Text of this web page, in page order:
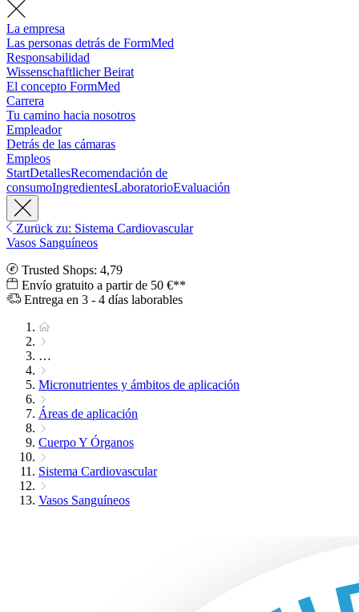
La empresa
Las personas detrás de FormMed
Responsabilidad
Wissenschaftlicher Beirat
El concepto FormMed
Carrera
Tu camino hacia nosotros
Empleador
Detrás de las cámaras
Empleos
StartDetallesRecomendación de
consumoIngredientesLaboratorioEvaluación
Zurück zu: Sistema Cardiovascular
Vasos Sanguíneos
Trusted Shops: 4,79
Envío gratuito a partir de 50 €**
Entrega en 3 - 4 días laborables
…
Micronutrientes y ámbitos de aplicación
Áreas de aplicación
Cuerpo Y Órganos
Sistema Cardiovascular
Vasos Sanguíneos